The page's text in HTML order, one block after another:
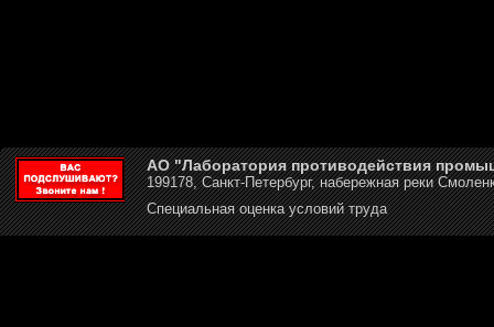
АО "Лаборатория противодействия
199178, Санкт-Петербург, набережная реки
Специальная оценка условий труда